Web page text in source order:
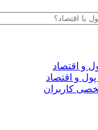
و اقتصاد
و اقتصاد
کاربران